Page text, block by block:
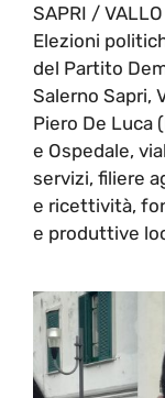
SAPRI /
Elezioni
del Partito
Salerno Sapri,
Piero De Luca
e Ospedale,
servizi, filiere
e ricettività,
e produttive